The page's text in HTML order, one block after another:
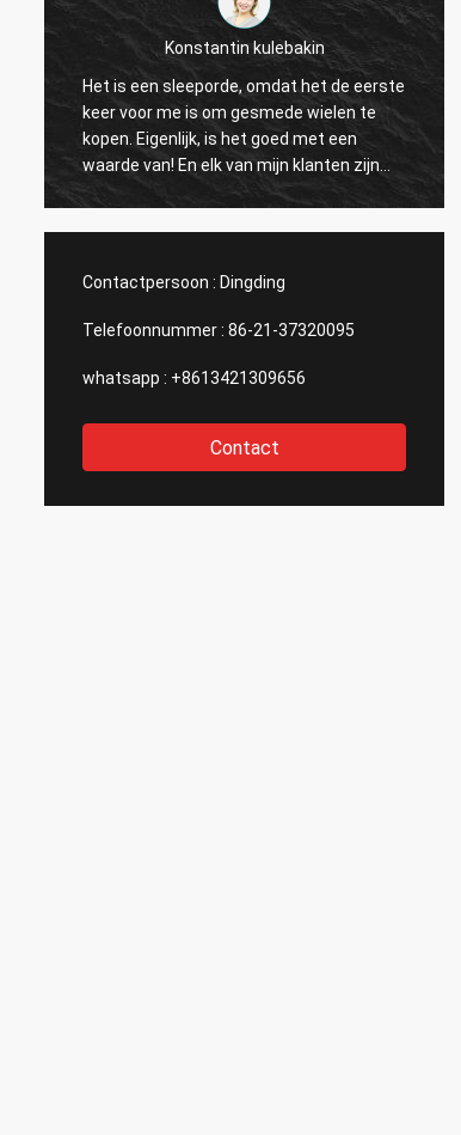
omdat het de eerste
wielen te
goed met een
mijn klanten zijn
Ik schaaf een
Lucas Mendes
ontzagwekkend wiel,
aardig ontwerp. dank u
reactie en de dienst
Contactpersoon : Dingding
Telefoonnummer : 86-21-37320095
whatsapp : +8613421309656
Contact